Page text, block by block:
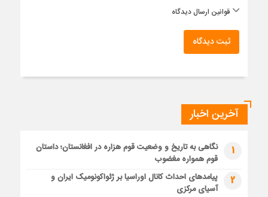
قوانین ارسال دیدگاه
ثبت دیدگاه
آخرین اخبار
1
نگاهی به تاریخ و وضعیت قوم هزاره در افغانستان؛ داستان
قوم همواره مغضوب
2
پیامدهای احداث کانال اوراسیا بر ژئواکونومیک ایران و
آسیای مرکزی